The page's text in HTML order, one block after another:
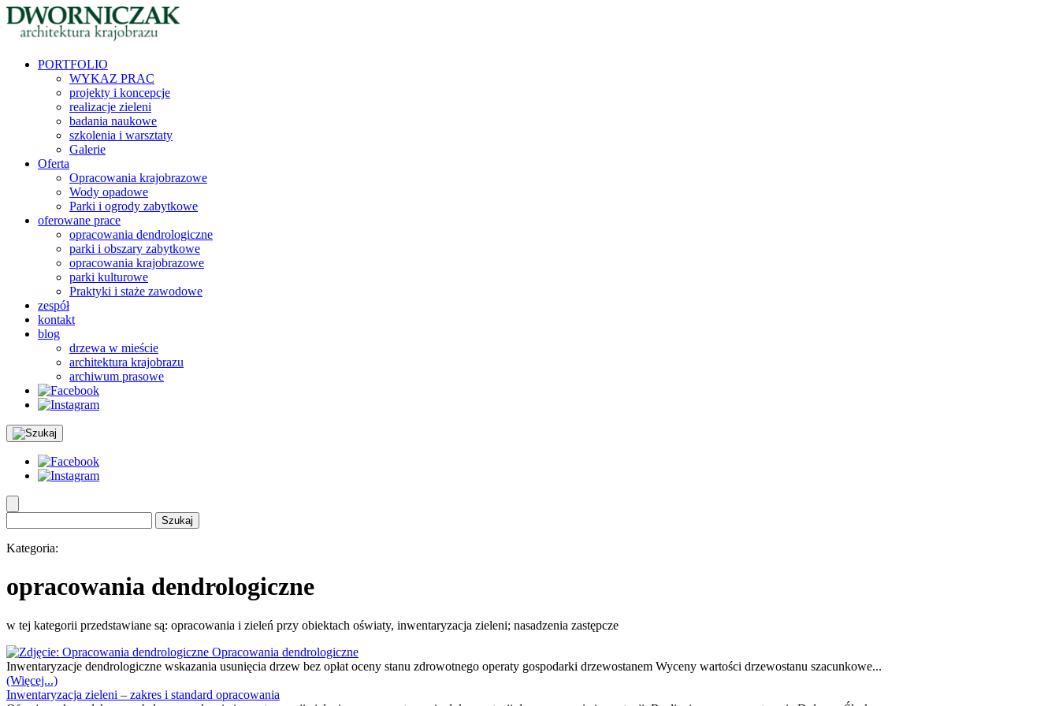
PORTFOLIO
WYKAZ PRAC
projekty i koncepcje
realizacje zieleni
badania naukowe
szkolenia i warsztaty
Galerie
Oferta
Opracowania krajobrazowe
Wody opadowe
Parki i ogrody zabytkowe
oferowane prace
opracowania dendrologiczne
parki i obszary zabytkowe
opracowania krajobrazowe
parki kulturowe
Praktyki i staże zawodowe
zespół
kontakt
blog
drzewa w mieście
architektura krajobrazu
archiwum prasowe
Kategoria:
opracowania dendrologiczne
w tej kategorii przedstawiane są: opracowania i zieleń przy obiektach oświaty, inwentaryzacja zieleni; nasadzenia zastępcze
Opracowania dendrologiczne
Inwentaryzacje dendrologiczne wskazania usunięcia drzew bez opłat oceny stanu zdrowotnego operaty gospodarki drzewostanem Wyceny wartości drzewostanu szacunkowe...
(Więcej...)
Inwentaryzacja zieleni – zakres i standard opracowania